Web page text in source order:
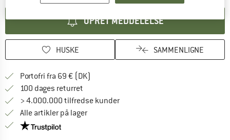
OPRET MEDDELELSE
HUSKE SAMMENLIGNE
Portofri fra 69 € (DK)
100 dages returret
> 4.000.000 tilfredse kunder
Alle artikler på lager
Vi er Trustpilot-certificeret - oplysningerne får du